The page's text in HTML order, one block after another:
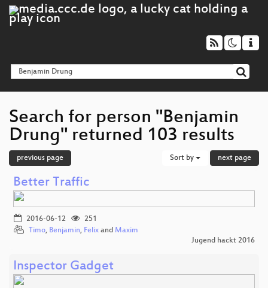
Search for person "Benjamin
Drung" returned 103 results
previous page Sort by next page
Better Traffic
2016-06-12
251
Timo, Benjamin, Felix and Maxim
Jugend hackt 2016
Inspector Gadget